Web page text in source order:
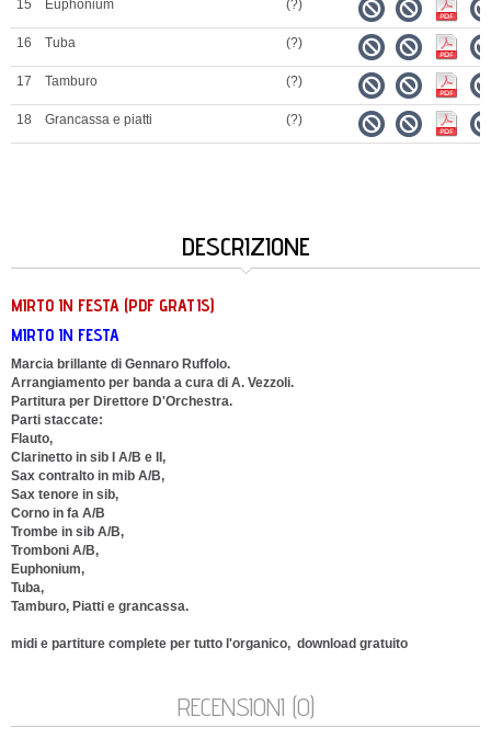
15 Euphonium (?)
16 Tuba (?)
17 Tamburo (?)
18 Grancassa e piatti (?)
DESCRIZIONE
MIRTO IN FESTA (PDF GRATIS)
MIRTO IN FESTA
Marcia brillante di Gennaro Ruffolo.
Arrangiamento per banda a cura di A. Vezzoli.
Partitura per Direttore D'Orchestra.
Parti staccate:
Flauto,
Clarinetto in sib I A/B e II,
Sax contralto in mib A/B,
Sax tenore in sib,
Corno in fa A/B
Trombe in sib A/B,
Tromboni A/B,
Euphonium,
Tuba,
Tamburo, Piatti e grancassa.
midi e partiture complete per tutto l'organico, download gratuito
RECENSIONI (0)